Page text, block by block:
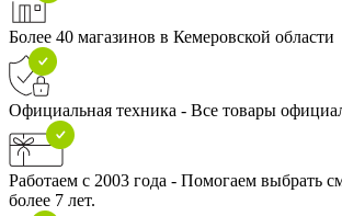
Более 40 магазинов в Кемеровской области
Официальная техника - Все товары
Работаем с 2003 года - Помогаем выбрать
более 7 лет.